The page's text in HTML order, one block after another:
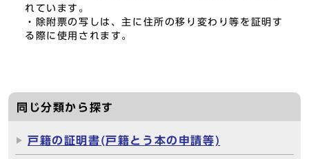
れています。
・除附票の写しは、主に住所の移り変わり等を証明す
る際に使用されます。
同じ分類から探す
戸籍の証明書(戸籍とう本の申請等)